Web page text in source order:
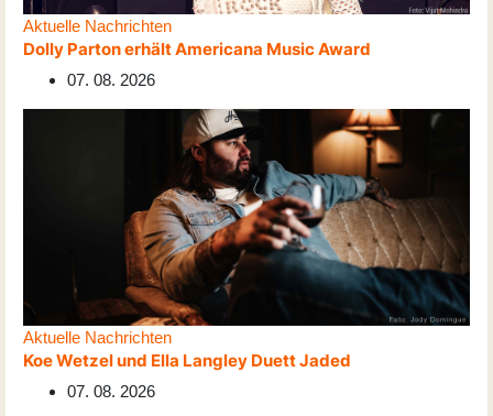
Aktuelle Nachrichten
Dolly Parton erhält Americana Music Award
07. 08. 2026
Aktuelle Nachrichten
Koe Wetzel und Ella Langley Duett Jaded
07. 08. 2026